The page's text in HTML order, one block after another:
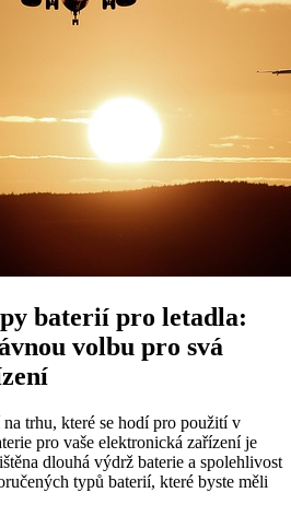
baterií pro letadla:
volbu pro svá
trhu, které se hodí pro použití v
pro vaše elektronická zařízení je
dlouhá výdrž baterie a spolehlivost
typů baterií, které byste měli